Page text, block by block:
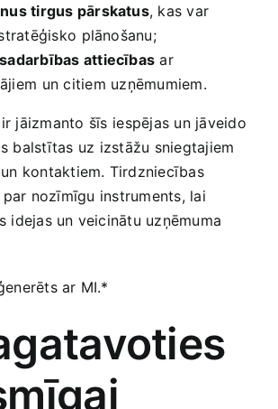
tirgus pārskatus, kas var
plānošanu;
​attiecības ar
un citiem⁢ uzņēmumiem.
jāizmanto⁢ šīs ⁣iespējas‍ un jāveido‍
balstītas⁤ uz‍ izstāžu sniegtajiem‍
kontaktiem. Tirdzniecības
nozīmīgu⁢ instruments, lai
idejas un veicinātu uzņēmuma
ar MI.*